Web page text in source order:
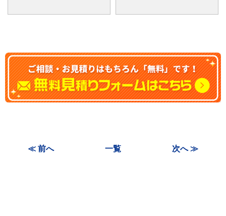
≪ 前へ 一覧 次へ ≫